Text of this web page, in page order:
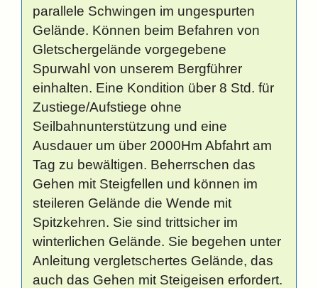
parallele Schwingen im ungespurten
Gelände. Können beim Befahren von
Gletschergelände vorgegebene
Spurwahl von unserem Bergführer
einhalten. Eine Kondition über 8 Std. für
Zustiege/Aufstiege ohne
Seilbahnunterstützung und eine
Ausdauer um über 2000Hm Abfahrt am
Tag zu bewältigen. Beherrschen das
Gehen mit Steigfellen und können im
steileren Gelände die Wende mit
Spitzkehren. Sie sind trittsicher im
winterlichen Gelände. Sie begehen unter
Anleitung vergletschertes Gelände, das
auch das Gehen mit Steigeisen erfordert.